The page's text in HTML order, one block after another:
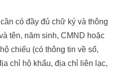
có đầy đủ chữ ký và thông
tên, năm sinh, CMND hoặc
chiếu (có thông tin về số,
chỉ hộ khẩu, địa chỉ liên lạc,